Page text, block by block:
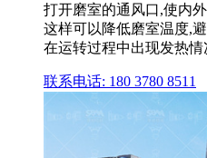
打开磨室的通风口,使内
这样可以降低磨室温度,
在运转过程中出现发热
联系电话: 180 3780 8511